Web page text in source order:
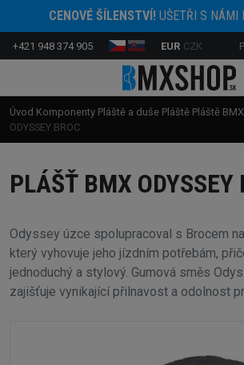
CENOVÉ ŠÍLENSTVÍ!UŠETŘI S NÁMI
+421 948 374 905 EUR CZK
Úvod Komponenty Pláště a duše Pláště Pláště
ODYSSEY BROC
PLÁŠŤ BMX ODYSSEY
Odyssey úzce spolupracoval s Brocem
který vyhovuje jeho jízdním potřebám,
jednoduchý a stylový. Gumová směs
zajišťuje vynikající přilnavost a odolnost